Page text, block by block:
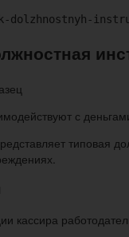
dolzhnostnyh-
с
типовая
кассира